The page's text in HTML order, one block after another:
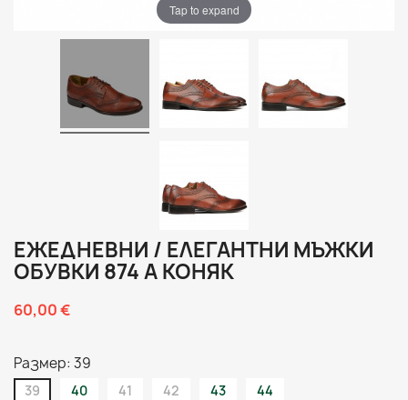
Tap to expand
ЕЖЕДНЕВНИ / ЕЛЕГАНТНИ МЪЖКИ
ОБУВКИ 874 А КОНЯК
60,00 €
Размер: 39
39 40 41 42 43 44